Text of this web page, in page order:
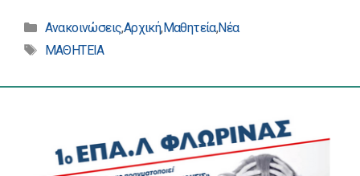
ΓΙΑ
ΔΙΑΘΕΣΗ
ΤΟΥ
ΙΔΙΩΤΙΚΟΥ
Κατηγορίες
Ανακοινώσεις,Αρχική,Μαθητεία,Νέα
Ετικέτες
ΜΑΘΗΤΕΙΑ